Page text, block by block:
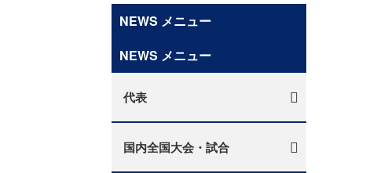
NEWS メニュー
NEWS メニュー
代表
国内全国大会・試合